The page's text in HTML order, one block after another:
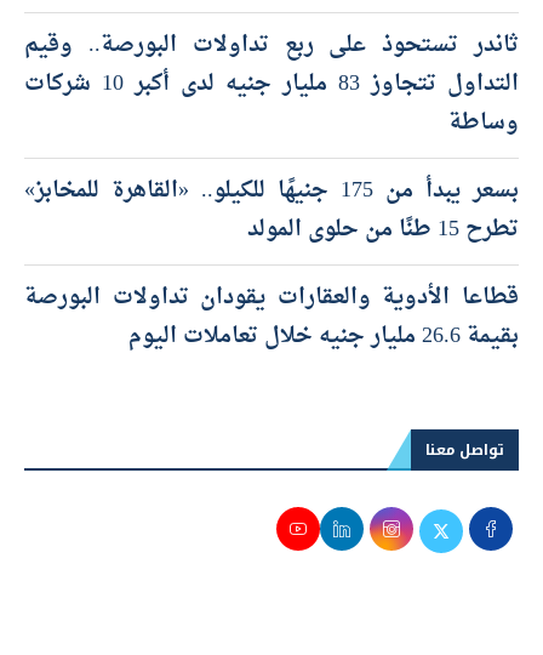
ثاندر تستحوذ على ربع تداولات البورصة.. وقيم
التداول تتجاوز 83 مليار جنيه لدى أكبر 10 شركات
وساطة
بسعر يبدأ من 175 جنيهًا للكيلو.. «القاهرة للمخابز»
تطرح 15 طنًا من حلوى المولد
قطاعا الأدوية والعقارات يقودان تداولات البورصة
بقيمة 26.6 مليار جنيه خلال تعاملات اليوم
تواصل معنا